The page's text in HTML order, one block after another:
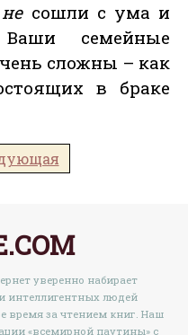
несошли с ума и
семейные
сложны – как
в браке
уверенно набирает
интеллигентных людей
время за чтением книг. Наш
«всемирной паутины» с